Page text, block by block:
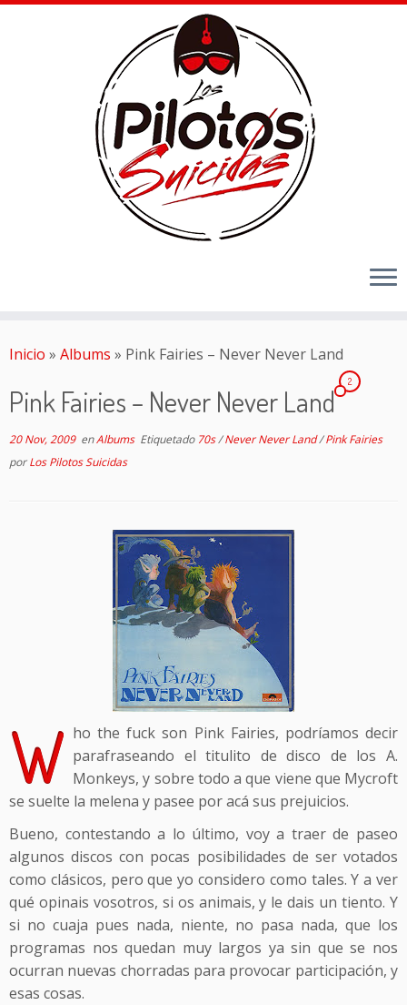
Inicio » Albums » Pink Fairies – Never Never Land
Pink Fairies – Never Never Land
2
20 Nov, 2009enAlbums Etiquetado 70s/Never Never Land/Pink Fairies
porLos Pilotos Suicidas
W ho the fuck son Pink Fairies, podríamos decir
parafraseando el titulito de disco de los A.
Monkeys, y sobre todo a que viene que Mycroft
se suelte la melena y pasee por acá sus prejuicios.
Bueno, contestando a lo último, voy a traer de paseo
algunos discos con pocas posibilidades de ser votados
como clásicos, pero que yo considero como tales. Y a ver
qué opinais vosotros, si os animais, y le dais un tiento. Y
si no cuaja pues nada, niente, no pasa nada, que los
programas nos quedan muy largos ya sin que se nos
ocurran nuevas chorradas para provocar participación, y
esas cosas.